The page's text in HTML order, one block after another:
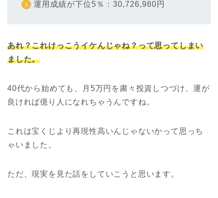
運用成績が下位5％：30,726,980円
あれ？これけっこうイケんじゃね？って思ってしまい
ました。
40代から始めても、月5万円を粛々投資しつづけ、運が
良ければ億り人になれちゃうんですね。
これは宝くじより再現性高いんじゃないかって思っち
ゃいました。
ただ、現実を見た話をしていこうと思います。